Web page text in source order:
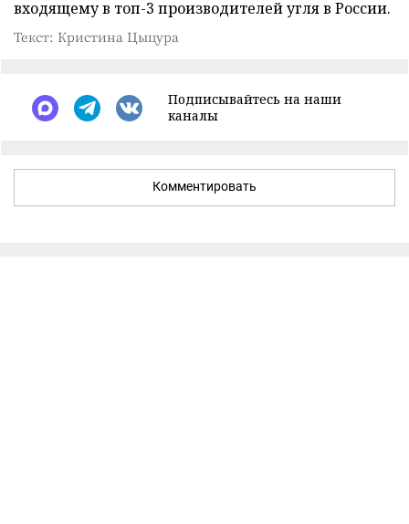
входящему в топ-3 производителей угля в России.
Текст: Кристина Цыцура
Подписывайтесь на наши
каналы
Комментировать